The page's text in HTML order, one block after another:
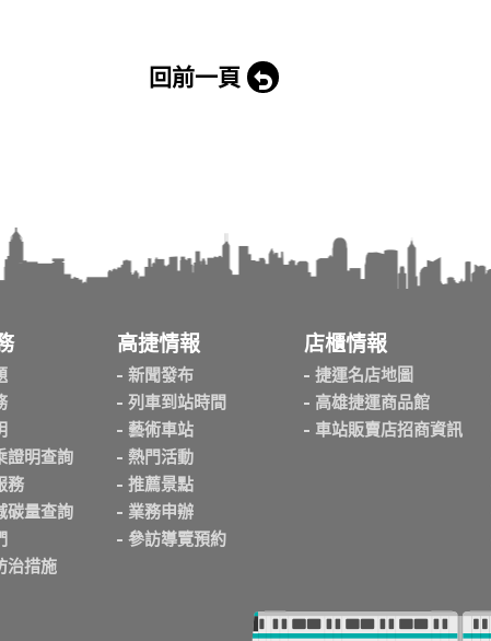
回前一頁
證明查詢
務
碳量查詢
治措施
高捷情報
新聞發布
列車到站時間
藝術車站
熱門活動
推薦景點
業務申辦
參訪導覽預約
店櫃情報
捷運名店地圖
高雄捷運商品館
車站販賣店招商資訊